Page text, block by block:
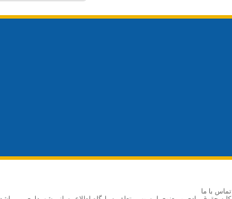
تماس با ما